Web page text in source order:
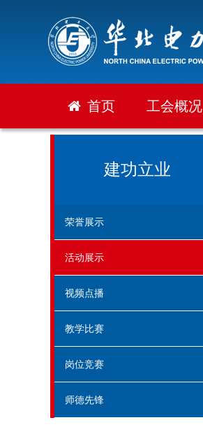
首页 工会概况
建功立业
荣誉展示
活动展示
视频点播
教学比赛
岗位竞赛
师德先锋